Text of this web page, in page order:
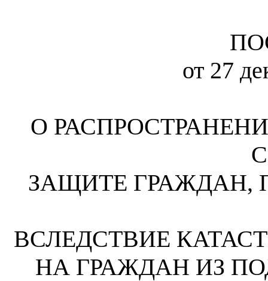
от 27
О
ЗАЩИТЕ ГРАЖДАН,
ВСЛЕДСТВИЕ
НА ГРАЖДАН ИЗ